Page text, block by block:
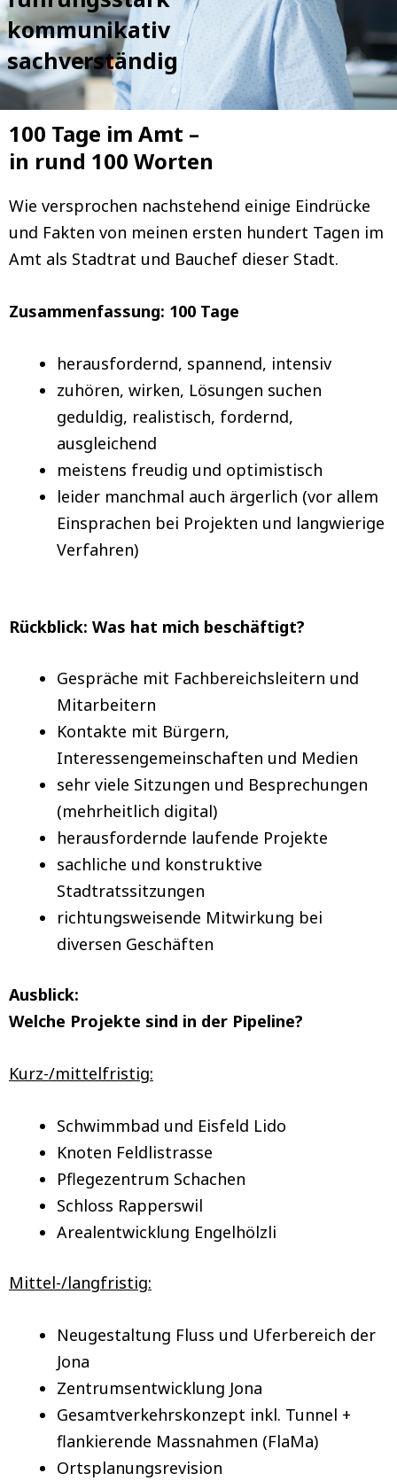
kommunikativ
sachverständig
100 Tage im Amt –
in rund 100 Worten
Wie versprochen nachstehend einige Eindrücke
und Fakten von meinen ersten hundert Tagen im
Amt als Stadtrat und Bauchef dieser Stadt.
Zusammenfassung: 100 Tage
herausfordernd, spannend, intensiv
zuhören, wirken, Lösungen suchen
geduldig, realistisch, fordernd,
ausgleichend
meistens freudig und optimistisch
leider manchmal auch ärgerlich (vor allem
Einsprachen bei Projekten und langwierige
Verfahren)
Rückblick: Was hat mich beschäftigt?
Gespräche mit Fachbereichsleitern und
Mitarbeitern
Kontakte mit Bürgern,
Interessengemeinschaften und Medien
sehr viele Sitzungen und Besprechungen
(mehrheitlich digital)
herausfordernde laufende Projekte
sachliche und konstruktive
Stadtratssitzungen
richtungsweisende Mitwirkung bei
diversen Geschäften
Ausblick:
Welche Projekte sind in der Pipeline?
Kurz-/mittelfristig:
Schwimmbad und Eisfeld Lido
Knoten Feldlistrasse
Pflegezentrum Schachen
Schloss Rapperswil
Arealentwicklung Engelhölzli
Mittel-/langfristig:
Neugestaltung Fluss und Uferbereich der
Jona
Zentrumsentwicklung Jona
Gesamtverkehrskonzept inkl. Tunnel +
flankierende Massnahmen (FlaMa)
Ortsplanungsrevision